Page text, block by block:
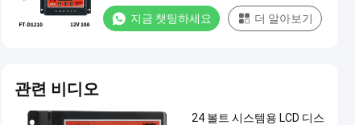
지금 챗팅하세요 더 알아보기
관련 비디오
24 볼트 시스템용 LCD 디스